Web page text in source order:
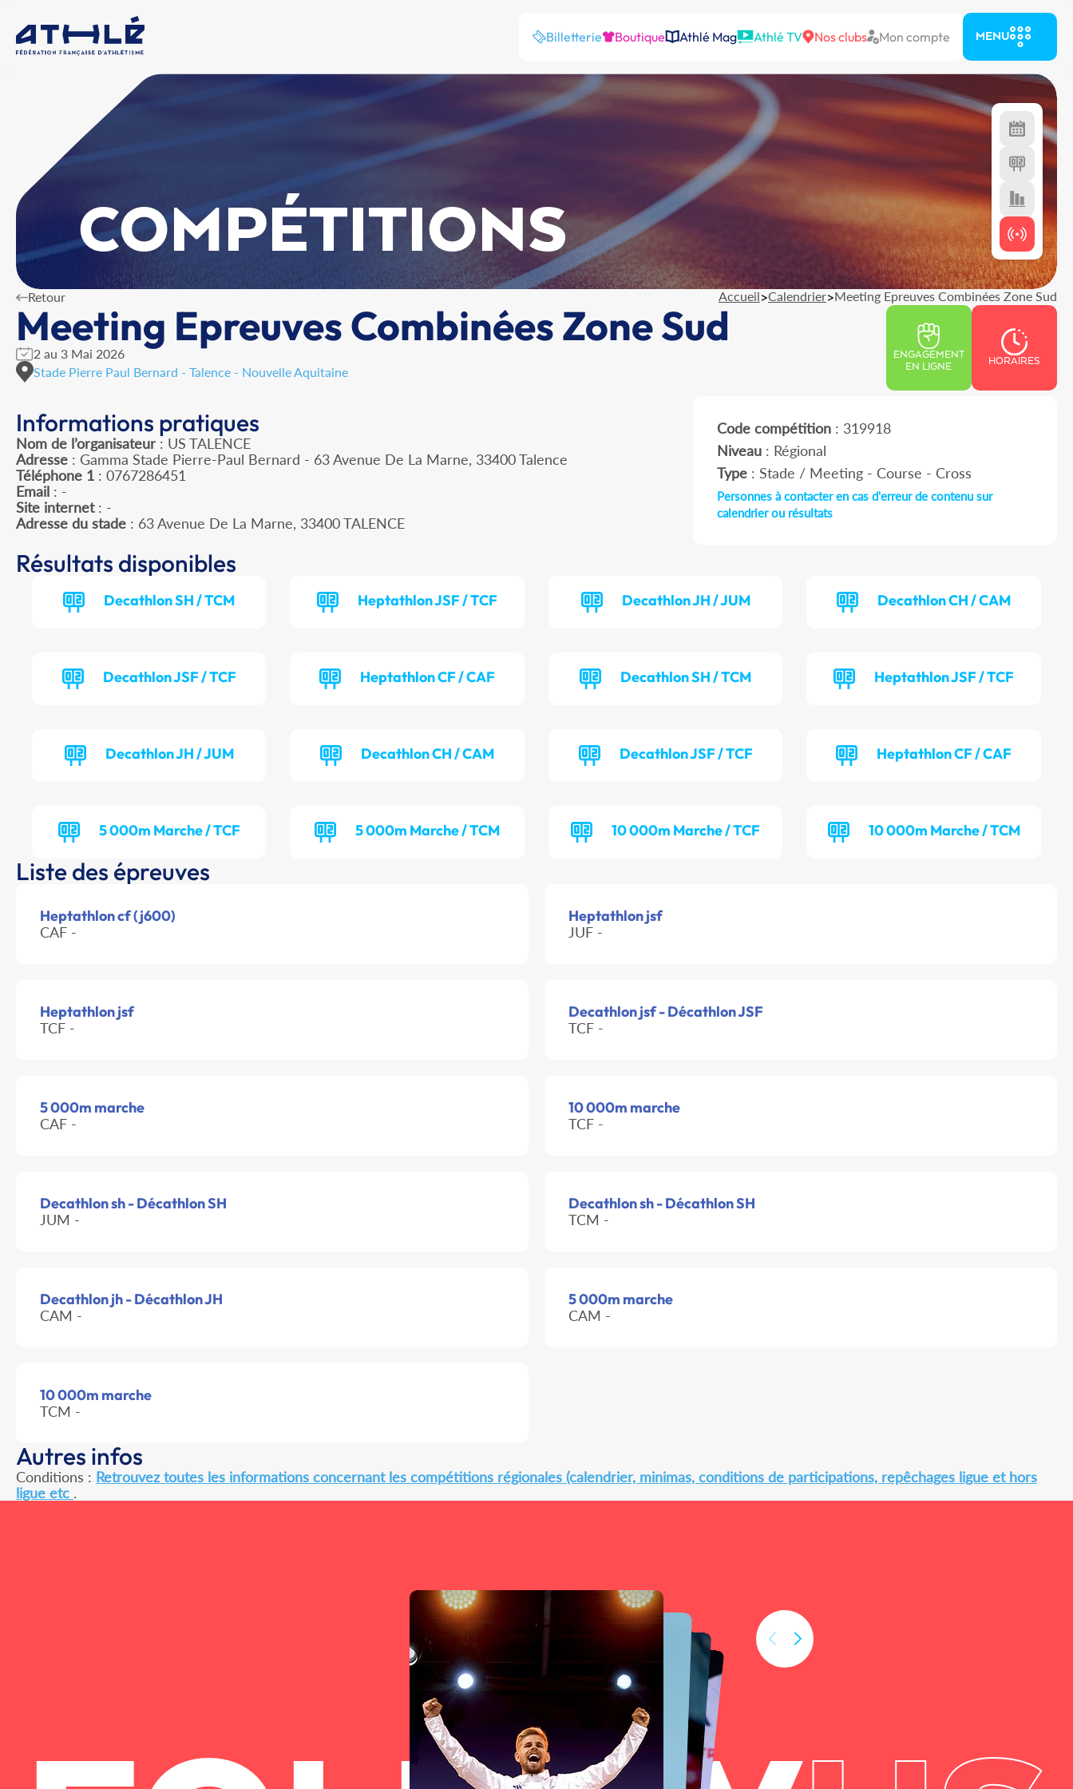
Billetterie Boutique Athlé Mag Athlé TV Nos clubs Mon compte MENU
COMPÉTITIONS
Retour Accueil>Calendrier>Meeting Epreuves Combinées Zone Sud
Meeting Epreuves Combinées Zone Sud
2 au 3 Mai 2026
Stade Pierre Paul Bernard - Talence - Nouvelle Aquitaine
ENGAGEMENT
EN LIGNE
HORAIRES
Informations pratiques
Nom de l’organisateur : US TALENCE
Adresse : Gamma Stade Pierre-Paul Bernard - 63 Avenue De La Marne, 33400 Talence
Téléphone 1 : 0767286451
Email : -
Site internet: -
Adresse du stade : 63 Avenue De La Marne, 33400 TALENCE
Code compétition: 319918
Niveau: Régional
Type: Stade / Meeting - Course - Cross
Personnes à contacter en cas d'erreur de contenu sur
calendrier ou résultats
Résultats disponibles
Decathlon SH / TCM Heptathlon JSF / TCF Decathlon JH / JUM Decathlon CH / CAM
Decathlon JSF / TCF Heptathlon CF / CAF Decathlon SH / TCM Heptathlon JSF / TCF
Decathlon JH / JUM Decathlon CH / CAM Decathlon JSF / TCF Heptathlon CF / CAF
5 000m Marche / TCF 5 000m Marche / TCM 10 000m Marche / TCF 10 000m Marche / TCM
Liste des épreuves
Heptathlon cf (j600)
CAF -
Heptathlon jsf
JUF -
Heptathlon jsf
TCF -
Decathlon jsf - Décathlon JSF
TCF -
5 000m marche
CAF -
10 000m marche
TCF -
Decathlon sh - Décathlon SH
JUM -
Decathlon sh - Décathlon SH
TCM -
Decathlon jh - Décathlon JH
CAM -
5 000m marche
CAM -
10 000m marche
TCM -
Autres infos
Conditions : Retrouvez toutes les informations concernant les compétitions régionales (calendrier, minimas, conditions de participations, repêchages ligue et hors
ligue etc .